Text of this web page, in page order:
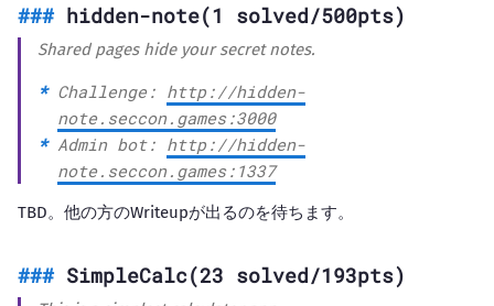
hidden-note(1 solved/500pts)
Shared pages hide your secret notes.
Challenge: http://hidden-
note.seccon.games:3000
Admin bot: http://hidden-
note.seccon.games:1337
TBD。他の方のWriteupが出るのを待ちます。
SimpleCalc(23 solved/193pts)